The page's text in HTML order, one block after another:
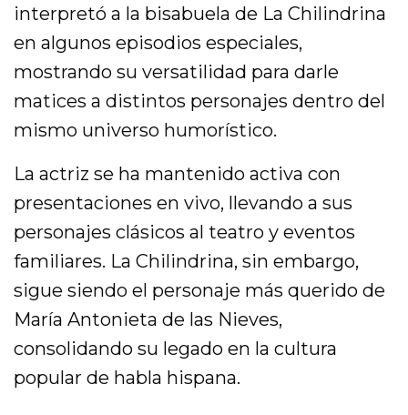
interpretó a la bisabuela de La Chilindrina
en algunos episodios especiales,
mostrando su versatilidad para darle
matices a distintos personajes dentro del
mismo universo humorístico.
La actriz se ha mantenido activa con
presentaciones en vivo, llevando a sus
personajes clásicos al teatro y eventos
familiares. La Chilindrina, sin embargo,
sigue siendo el personaje más querido de
María Antonieta de las Nieves,
consolidando su legado en la cultura
popular de habla hispana.